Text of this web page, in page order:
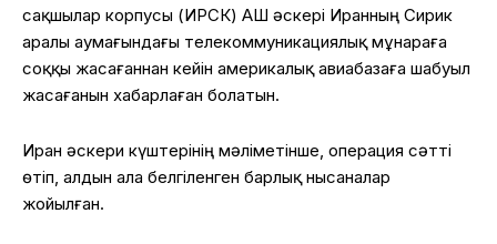
сақшылар корпусы (ИРСК) АҚШ әскері Иранның Сирик
аралы аумағындағы телекоммуникациялық мұнараға
соққы жасағаннан кейін америкалық авиабазаға шабуыл
жасағанын хабарлаған болатын.
Иран әскери күштерінің мәліметінше, операция сәтті
өтіп, алдын ала белгіленген барлық нысаналар
жойылған.